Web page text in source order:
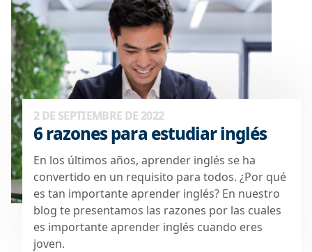
2 DE SEPTIEMBRE DE 2022
6 razones para estudiar inglés
En los últimos años, aprender inglés se ha
convertido en un requisito para todos. ¿Por qué
es tan importante aprender inglés? En nuestro
blog te presentamos las razones por las cuales
es importante aprender inglés cuando eres
joven.